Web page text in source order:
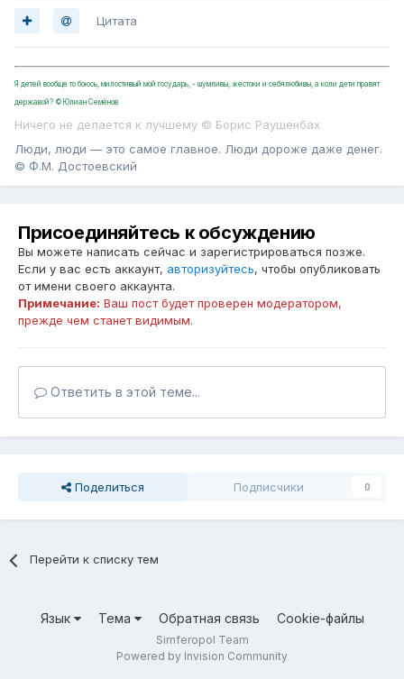
Цитата
Я детей вообще то боюсь, милостивый мой государь, - шумливы, жестоки и себялюбивы, а коли дети правят
державой? ©Юлиан Семёнов
Ничего не делается к лучшему © Борис Раушенбах
Люди, люди — это самое главное. Люди дороже даже денег.
© Ф.М. Достоевский
Присоединяйтесь к обсуждению
Вы можете написать сейчас и зарегистрироваться позже.
Если у вас есть аккаунт, авторизуйтесь, чтобы опубликовать
от имени своего аккаунта.
Примечание: Ваш пост будет проверен модератором,
прежде чем станет видимым.
Ответить в этой теме...
Поделиться Подписчики 0
Перейти к списку тем
Язык Тема Обратная связь Cookie-файлы
Simferopol Team
Powered by Invision Community